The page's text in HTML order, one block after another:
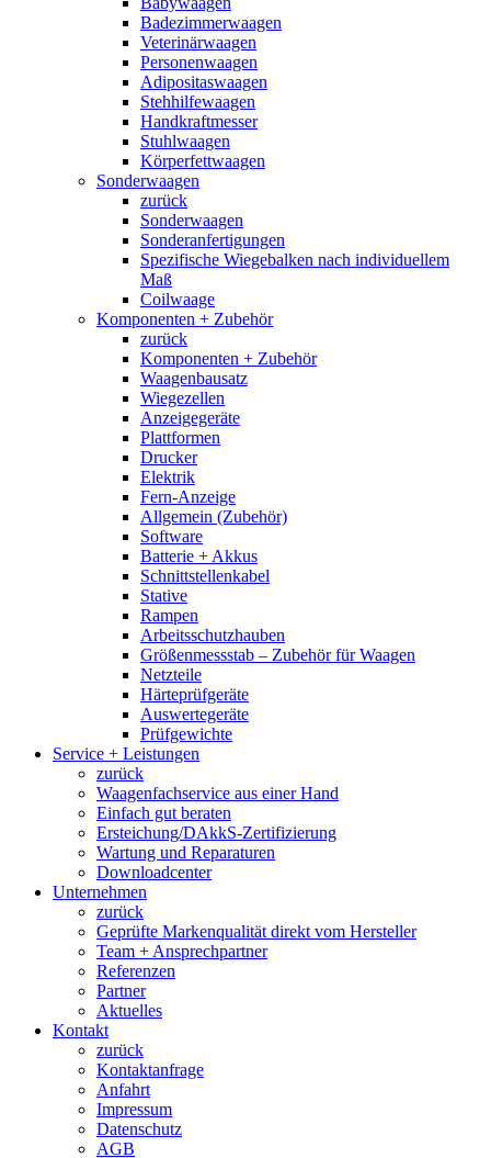
Badezimmerwaagen
Veterinärwaagen
Personenwaagen
Adipositaswaagen
Stehhilfewaagen
Handkraftmesser
Stuhlwaagen
Körperfettwaagen
Sonderwaagen
zurück
Sonderwaagen
Sonderanfertigungen
Spezifische Wiegebalken nach individuellem
Maß
Coilwaage
Komponenten + Zubehör
zurück
Komponenten + Zubehör
Waagenbausatz
Wiegezellen
Anzeigegeräte
Plattformen
Drucker
Elektrik
Fern-Anzeige
Allgemein (Zubehör)
Software
Batterie + Akkus
Schnittstellenkabel
Stative
Rampen
Arbeitsschutzhauben
Größenmessstab – Zubehör für Waagen
Netzteile
Härteprüfgeräte
Auswertegeräte
Prüfgewichte
Service + Leistungen
zurück
Waagenfachservice aus einer Hand
Einfach gut beraten
Ersteichung/DAkkS-Zertifizierung
Wartung und Reparaturen
Downloadcenter
Unternehmen
zurück
Geprüfte Markenqualität direkt vom Hersteller
Team + Ansprechpartner
Referenzen
Partner
Aktuelles
Kontakt
zurück
Kontaktanfrage
Anfahrt
Impressum
Datenschutz
AGB